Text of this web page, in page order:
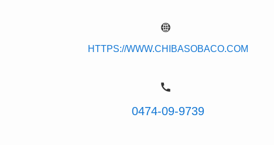
HTTPS://WWW.CHIBASOBACO.COM
0474-09-9739